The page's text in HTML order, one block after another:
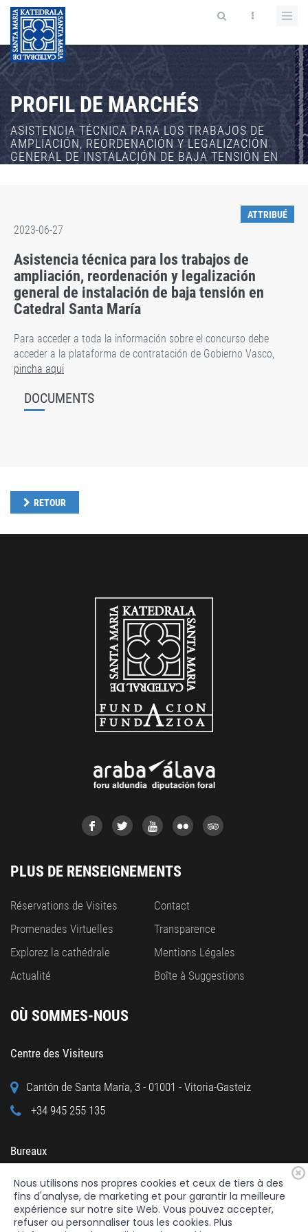
PROFIL DE MARCHÉS
ASISTENCIA TÉCNICA PARA LOS TRABAJOS DE
AMPLIACIÓN, REORDENACIÓN Y LEGALIZACIÓN
GENERAL DE INSTALACIÓN DE BAJA TENSIÓN EN
ATTRIBUÉ
2023-06-27
Asistencia técnica para los trabajos de
ampliación, reordenación y legalización
general de instalación de baja tensión en
Catedral Santa María
Para acceder a toda la información sobre el concurso debe
acceder a la plataforma de contratación de Gobierno Vasco,
pincha aqui
DOCUMENTS
RETOUR
PLUS DE RENSEIGNEMENTS
Réservations de Visites
Promenades Virtuelles
Explorez la cathédrale
Actualité
Contact
Transparence
Mentions Légales
Boîte à Suggestions
OÙ SOMMES-NOUS
Centre des Visiteurs
Cantón de Santa María, 3 - 01001 - Vitoria-Gasteiz
+34 945 255 135
Bureaux
Calle Cuchillería, 95 - 01001 - Vitoria-Gasteiz
+34 945 122 160
Nous utilisons nos propres cookies et ceux de tiers à des
fins d'analyse, de marketing et pour garantir la meilleure
expérience sur notre site Web. Vous pouvez accepter,
refuser ou personnaliser tous les cookies. Plus